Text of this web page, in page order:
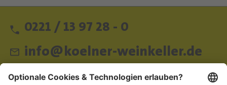
0221 / 13 97 28 - 0
info@koelner-weinkeller.de